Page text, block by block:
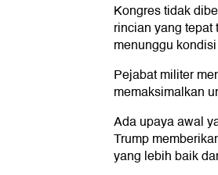
Kongres tidak
rincian yang
menunggu
Pejabat militer
memaksimalkan
Ada upaya awal
Trump
yang lebih baik